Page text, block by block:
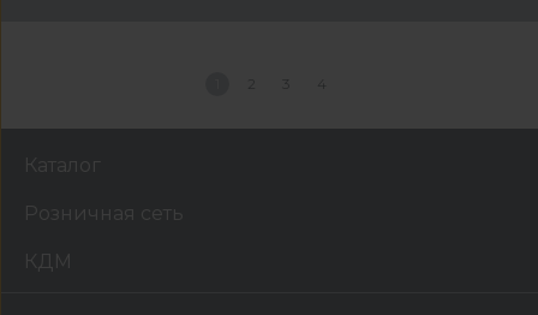
2 4
Каталог
Розничная сеть
КДМ